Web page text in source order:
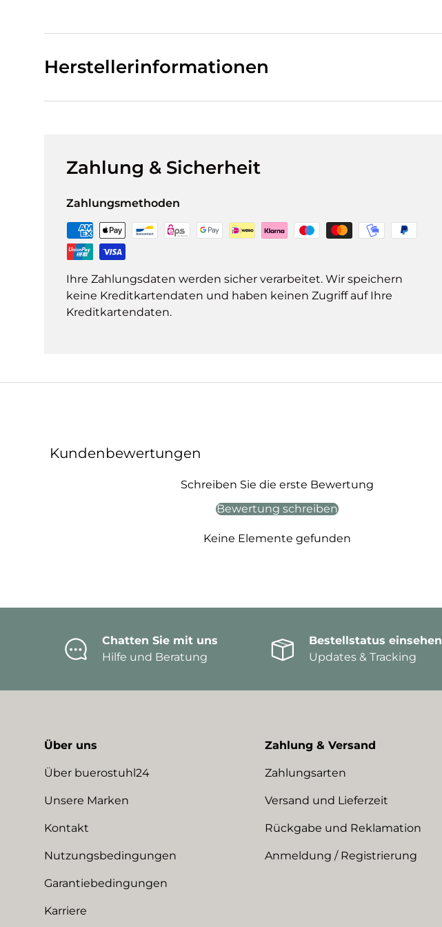
Herstellerinformationen
Zahlung & Sicherheit
Zahlungsmethoden
Ihre Zahlungsdaten werden sicher verarbeitet. Wir speichern
keine Kreditkartendaten und haben keinen Zugriff auf Ihre
Kreditkartendaten.
Kundenbewertungen
Schreiben Sie die erste Bewertung
Bewertung schreiben
Keine Elemente gefunden
Chatten Sie mit uns
Hilfe und Beratung
Bestellstatus einsehen
Updates & Tracking
Über uns
Über buerostuhl24
Unsere Marken
Kontakt
Nutzungsbedingungen
Garantiebedingungen
Karriere
Zahlung & Versand
Zahlungsarten
Versand und Lieferzeit
Rückgabe und Reklamation
Anmeldung / Registrierung